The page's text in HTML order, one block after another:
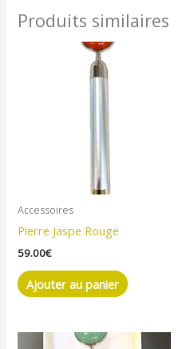
Produits similaires
Accessoires
Pierre Jaspe Rouge
59.00€
Ajouter au panier